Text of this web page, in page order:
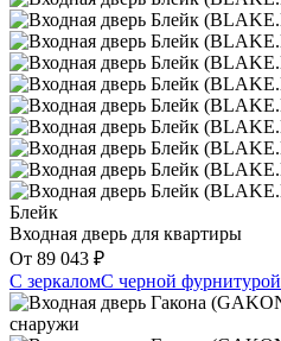
Блейк
Входная дверь для квартиры
От 89 043 ₽
С зеркаломС черной фурнитурой